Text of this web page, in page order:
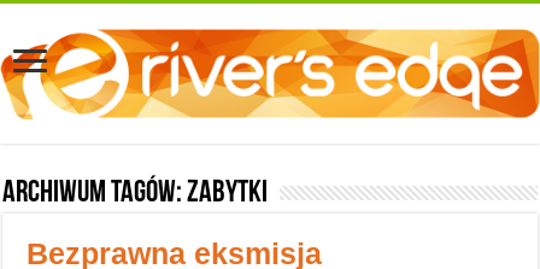
Archiwum tagów:zabytki
Bezprawna eksmisja